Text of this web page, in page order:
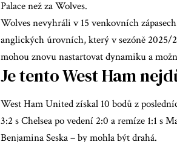
Palace než za Wolves.
Wolves nevyhráli v 15 venkovních
anglických úrovních, který v sezóně 2025/
mohou znovu nastartovat dynamiku a
Je tento West Ham
West Ham United získal 10 bodů z
3:2 s Chelsea po vedení 2:0 a remíze 1:1 s
Benjamina Seska – by mohla být drahá.